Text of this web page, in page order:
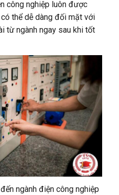
công nghiệp luôn được
thể dễ dàng đối mặt với
từ ngành ngay sau khi tốt
ngành điện công nghiệp